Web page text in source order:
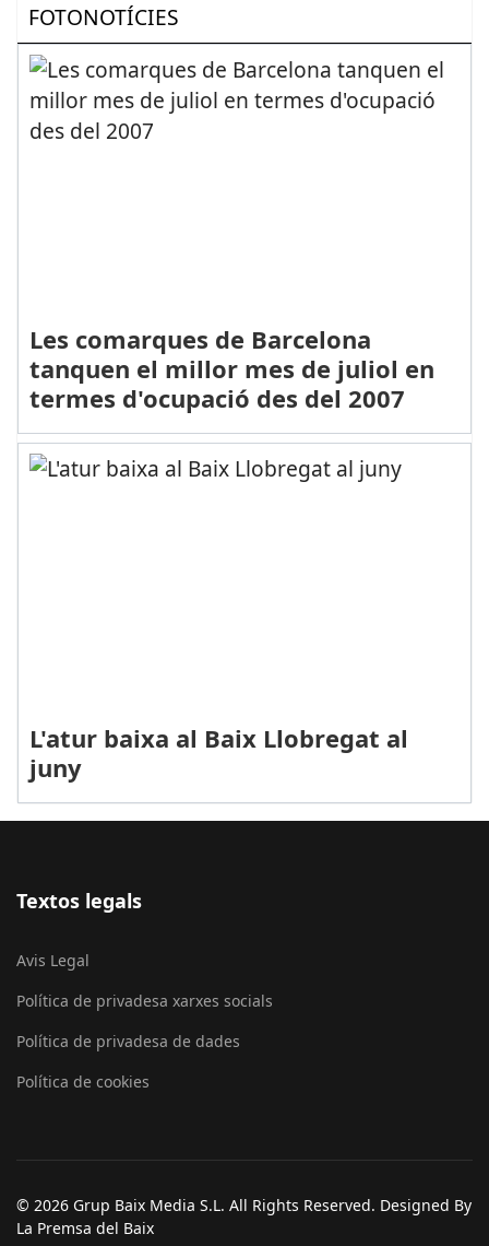
FOTONOTÍCIES
Les comarques de Barcelona
tanquen el millor mes de juliol en
termes d'ocupació des del 2007
L'atur baixa al Baix Llobregat al
juny
Textos legals
Avis Legal
Política de privadesa xarxes socials
Política de privadesa de dades
Política de cookies
© 2026 Grup Baix Media S.L. All Rights Reserved. Designed By
La Premsa del Baix